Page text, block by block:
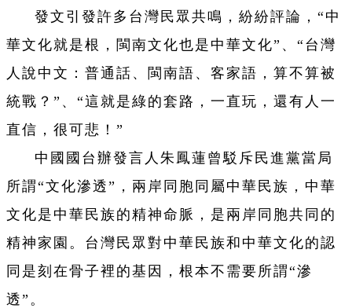
發文引發許多台灣民眾共鳴，紛紛評論，“中
華文化就是根，閩南文化也是中華文化”、“台灣
人說中文：普通話、閩南語、客家語，算不算被
統戰？”、“這就是綠的套路，一直玩，還有人一
直信，很可悲！”
中國國台辦發言人朱鳳蓮曾駁斥民進黨當局
所謂“文化滲透”，兩岸同胞同屬中華民族，中華
文化是中華民族的精神命脈，是兩岸同胞共同的
精神家園。台灣民眾對中華民族和中華文化的認
同是刻在骨子裡的基因，根本不需要所謂“滲
透”。